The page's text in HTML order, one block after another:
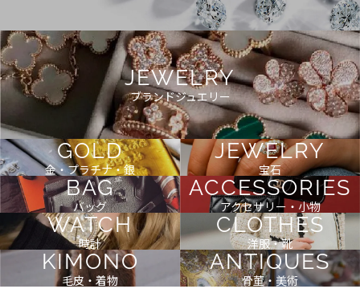
JEWELRY
ブランドジュエリー
GOLD
金・プラチナ・銀
JEWELRY
宝石
BAG
バッグ
ACCESSORIES
アクセサリー・小物
WATCH
時計
CLOTHES
洋服・靴
KIMONO
毛皮・着物
ANTIQUES
骨董・美術